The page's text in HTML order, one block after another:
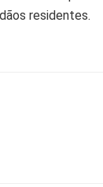
residentes.